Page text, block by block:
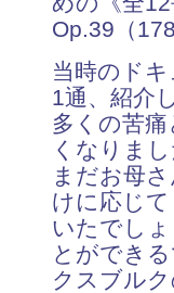
Op.39（
当時のド
1通、紹介
多くの苦
くなりま
まだお母
けに応じ
いたでし
とができ
クスブル